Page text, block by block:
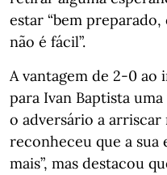
estar “bem
não é fácil”.
A vantagem de 2-0
para Ivan Baptista
o adversário a arriscar
reconheceu que a sua
mais”, mas destacou